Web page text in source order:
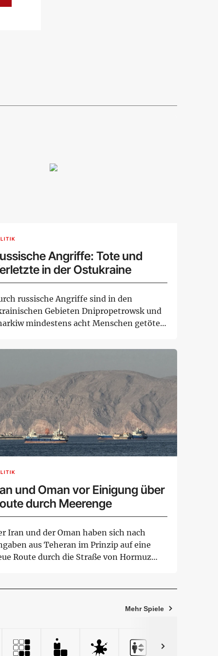
Angriffe: Tote und
in der Ostukraine
russische Angriffe sind in den
Gebieten Dnipropetrowsk und
mindestens acht Menschen getötet
und Oman vor Einigung über
durch Meerenge
Iran und der Oman haben sich nach
aus Teheran im Prinzip auf eine
Route durch die Straße von Hormuz
Mehr Spiele